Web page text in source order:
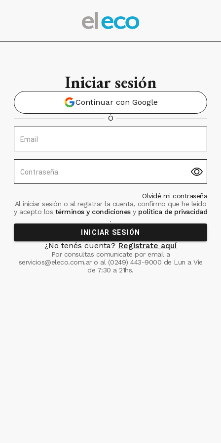
Iniciar sesión
Continuar con Google
Ó
Email
Contraseña
Olvidé mi contraseña
Al iniciar sesión o al registrar la cuenta, confirmo que he leído
y acepto los términos y condiciones ypolítica de privacidad
.
INICIAR SESIÓN
¿No tenés cuenta? Registrate aquí
Por consultas comunicate por email a
servicios@eleco.com.aro al (0249) 443-9000 de Lun a Vie
de 7:30 a 21hs.